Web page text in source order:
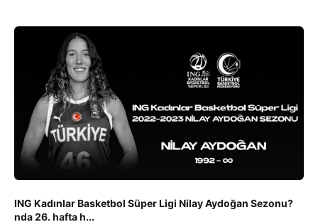
ING Kadınlar Basketbol Süper Ligi Nilay Aydoğan Sezonu?
nda 26. hafta h...